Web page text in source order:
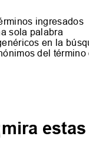
ingresados
sola palabra
en la
del término